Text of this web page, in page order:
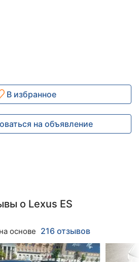
В избранное
на объявление
о Lexus ES
на основе 216 отзывов